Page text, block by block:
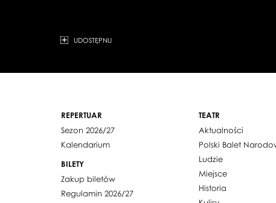
UDOSTĘPNIJ
REPERTUAR
Sezon 2026/27
Kalendarium
BILETY
Zakup biletów
Regulamin 2026/27
TEATR
Aktualności
Polski Balet
Ludzie
Miejsce
Historia